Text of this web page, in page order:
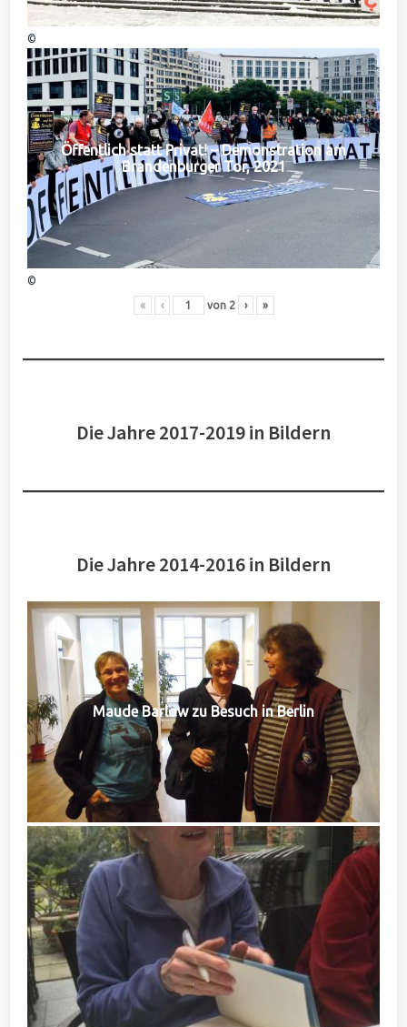
©
Öffentlich statt Privat! – Demonstration am
Brandenburger Tor, 2021
©
« ‹ von 2 › »
Die Jahre 2017-2019 in Bildern
Die Jahre 2014-2016 in Bildern
Maude Barlow zu Besuch in Berlin